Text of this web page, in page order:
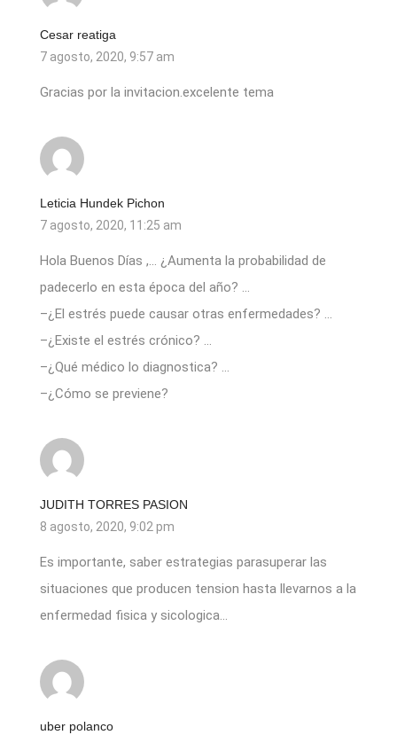
Cesar reatiga
7 agosto, 2020, 9:57 am
Gracias por la invitacion.excelente tema
Leticia Hundek Pichon
7 agosto, 2020, 11:25 am
Hola Buenos Días ,… ¿Aumenta la probabilidad de
padecerlo en esta época del año? …
–¿El estrés puede causar otras enfermedades? …
–¿Existe el estrés crónico? …
–¿Qué médico lo diagnostica? …
–¿Cómo se previene?
JUDITH TORRES PASION
8 agosto, 2020, 9:02 pm
Es importante, saber estrategias parasuperar las
situaciones que producen tension hasta llevarnos a la
enfermedad fisica y sicologica…
uber polanco